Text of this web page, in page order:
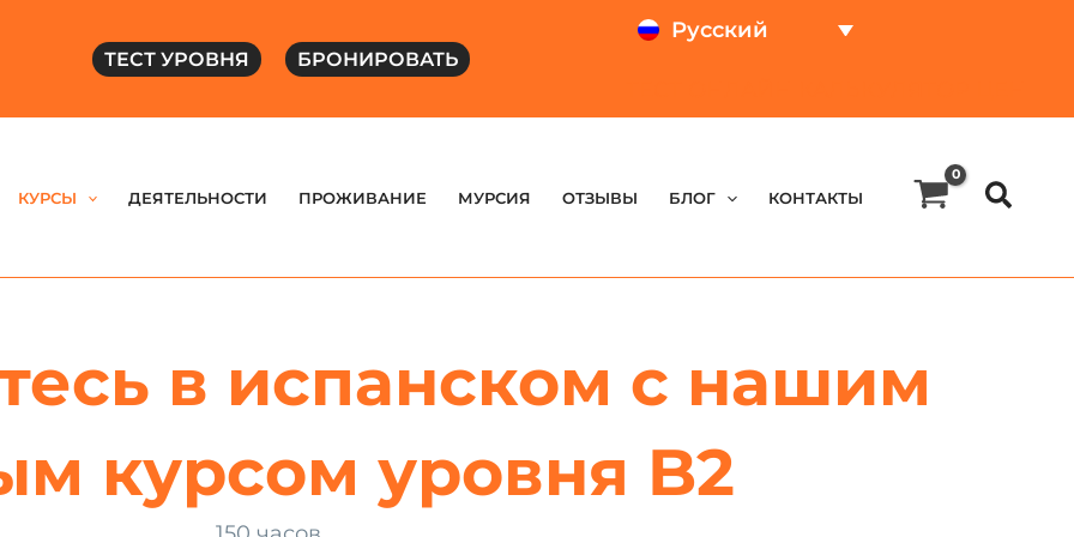
ТЕСТ УРОВНЯ БРОНИРОВАТЬ
Русский
КУРСЫ ДЕЯТЕЛЬНОСТИ ПРОЖИВАНИЕ МУРСИЯ OТЗЫВЫ БЛОГ КОНТАКТЫ
в испанском с нашим
курсом уровня B2